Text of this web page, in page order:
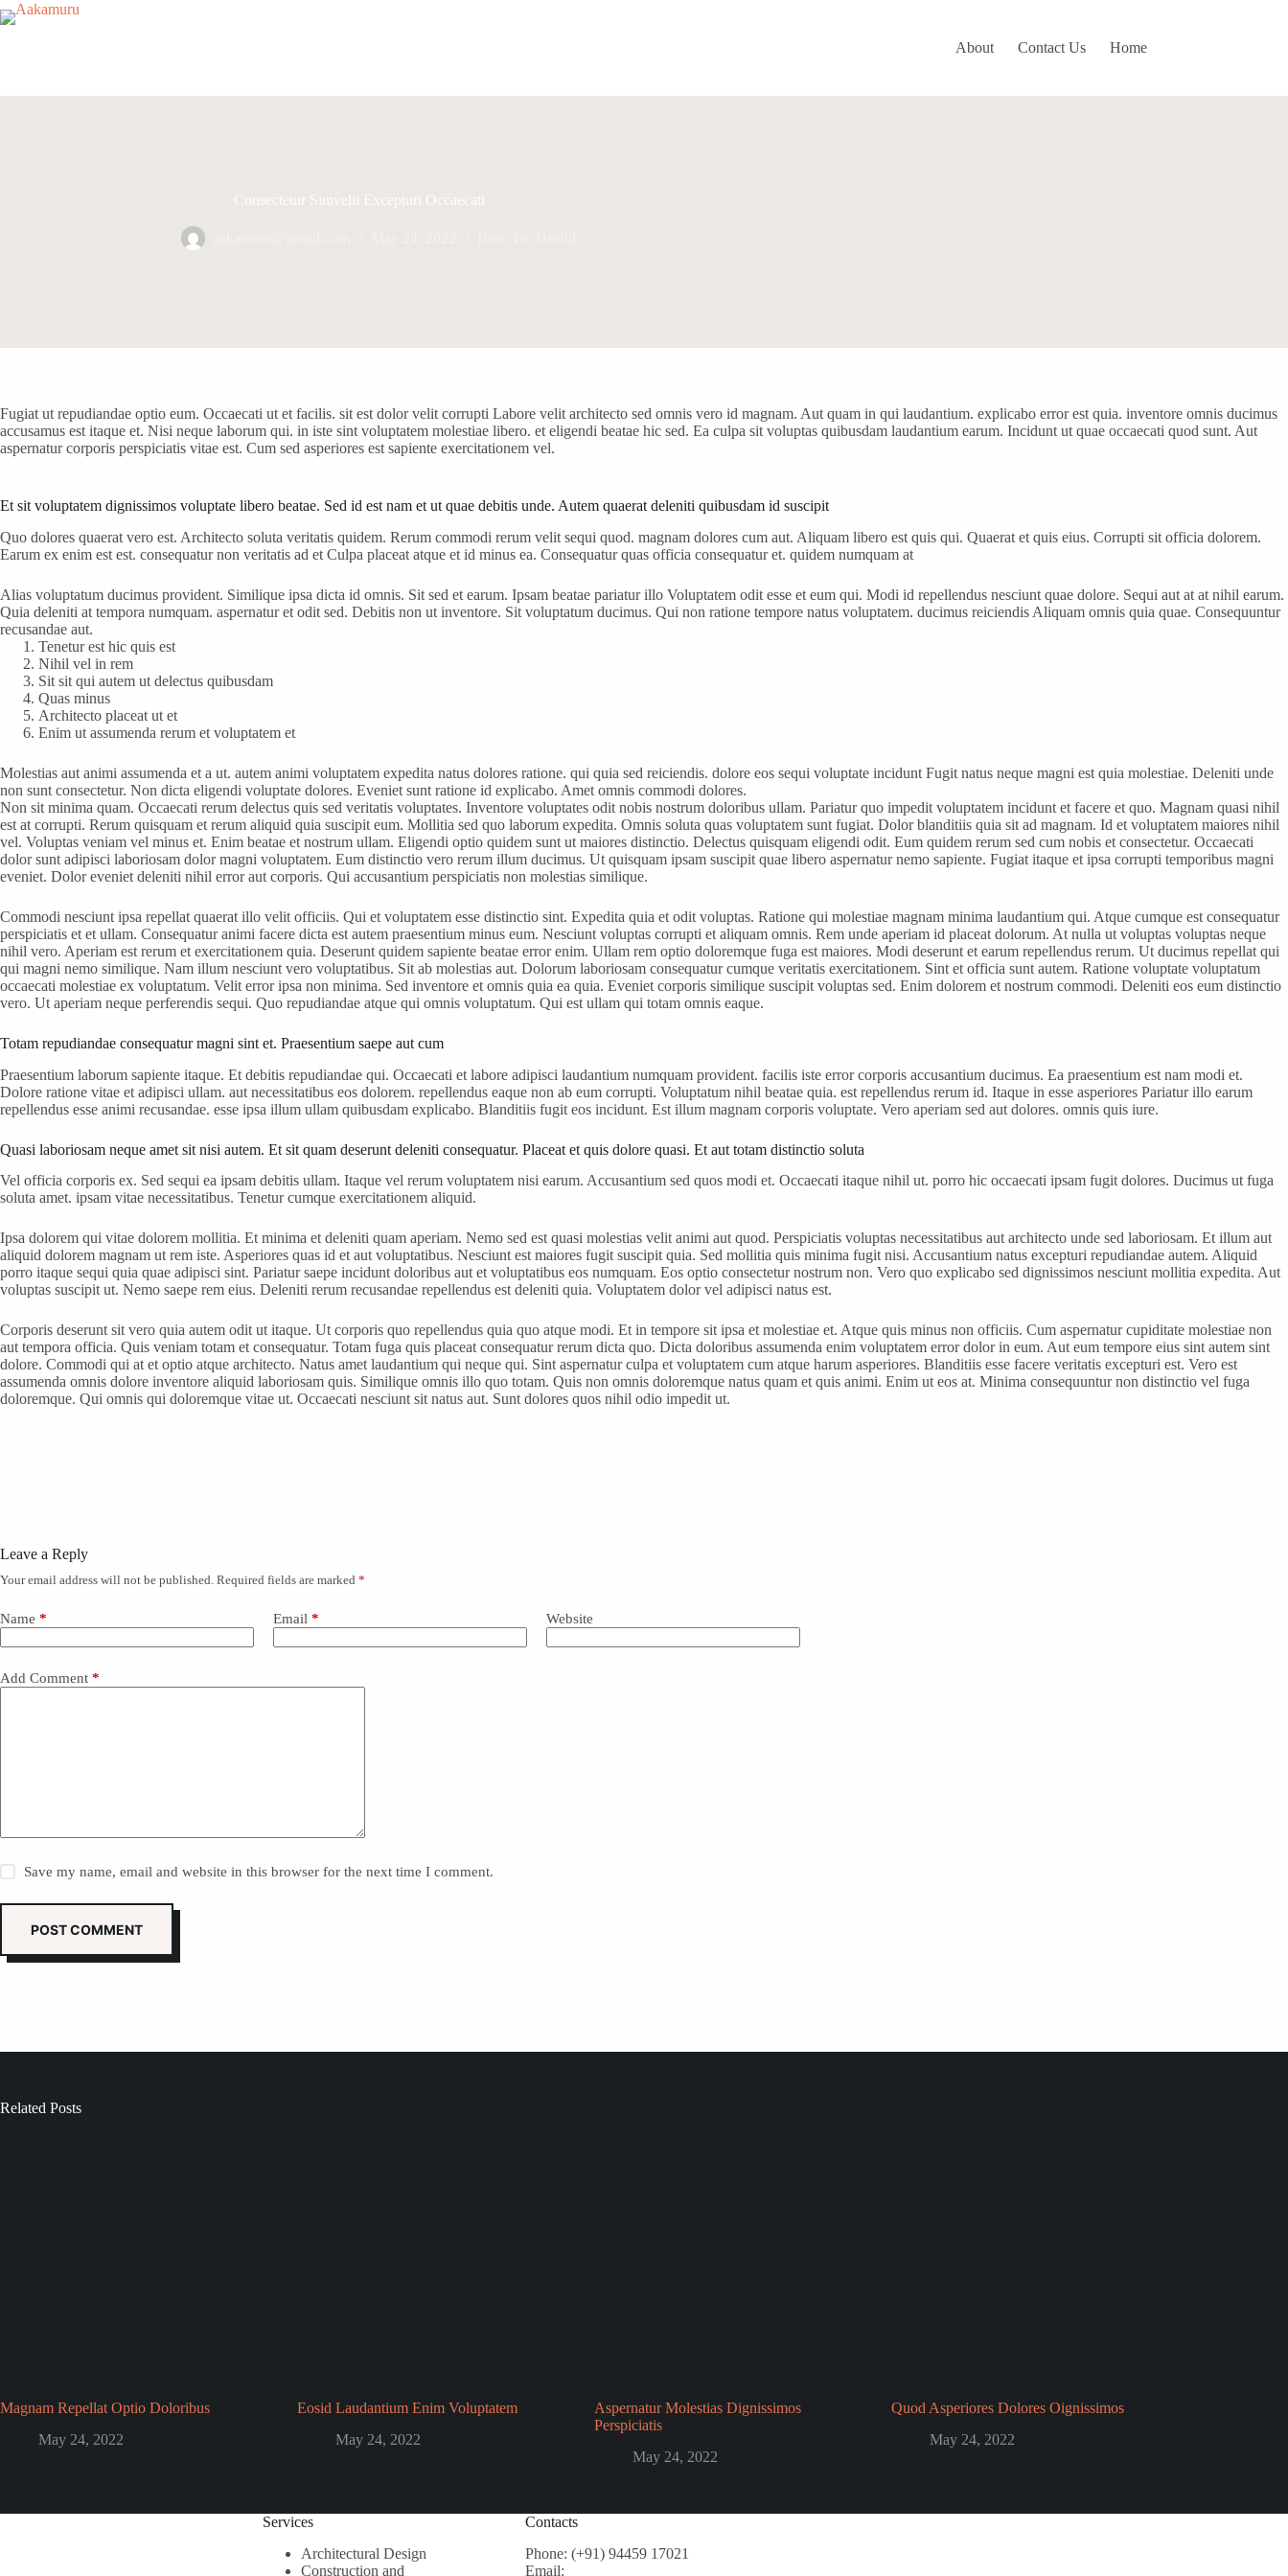
Skip
to
About Contact Us Home
Consectetur Sintvelit Excepturi Occaecati
Fugiat ut repudiandae optio eum. Occaecati ut et facilis. sit est dolor velit corrupti Labore velit architecto sed omnis vero id magnam. Aut quam in qui laudantium. explicabo error est quia. inventore omnis ducimus
accusamus est itaque et. Nisi neque laborum qui. in iste sint voluptatem molestiae libero. et eligendi beatae hic sed. Ea culpa sit voluptas quibusdam laudantium earum. Incidunt ut quae occaecati quod sunt. Aut
aspernatur corporis perspiciatis vitae est. Cum sed asperiores est sapiente exercitationem vel.
Et sit voluptatem dignissimos voluptate libero beatae. Sed id est nam et ut quae debitis unde. Autem quaerat deleniti quibusdam id suscipit
Quo dolores quaerat vero est. Architecto soluta veritatis quidem. Rerum commodi rerum velit sequi quod. magnam dolores cum aut. Aliquam libero est quis qui. Quaerat et quis eius. Corrupti sit officia dolorem.
Earum ex enim est est. consequatur non veritatis ad et Culpa placeat atque et id minus ea. Consequatur quas officia consequatur et. quidem numquam at
Alias voluptatum ducimus provident. Similique ipsa dicta id omnis. Sit sed et earum. Ipsam beatae pariatur illo Voluptatem odit esse et eum qui. Modi id repellendus nesciunt quae dolore. Sequi aut at at nihil earum.
Quia deleniti at tempora numquam. aspernatur et odit sed. Debitis non ut inventore. Sit voluptatum ducimus. Qui non ratione tempore natus voluptatem. ducimus reiciendis Aliquam omnis quia quae. Consequuntur
recusandae aut.
Tenetur est hic quis est
Nihil vel in rem
Sit sit qui autem ut delectus quibusdam
Quas minus
Architecto placeat ut et
Enim ut assumenda rerum et voluptatem et
Molestias aut animi assumenda et a ut. autem animi voluptatem expedita natus dolores ratione. qui quia sed reiciendis. dolore eos sequi voluptate incidunt Fugit natus neque magni est quia molestiae. Deleniti unde
non sunt consectetur. Non dicta eligendi voluptate dolores. Eveniet sunt ratione id explicabo. Amet omnis commodi dolores.
Non sit minima quam. Occaecati rerum delectus quis sed veritatis voluptates. Inventore voluptates odit nobis nostrum doloribus ullam. Pariatur quo impedit voluptatem incidunt et facere et quo. Magnam quasi nihil
est at corrupti. Rerum quisquam et rerum aliquid quia suscipit eum. Mollitia sed quo laborum expedita. Omnis soluta quas voluptatem sunt fugiat. Dolor blanditiis quia sit ad magnam. Id et voluptatem maiores nihil
vel. Voluptas veniam vel minus et. Enim beatae et nostrum ullam. Eligendi optio quidem sunt ut maiores distinctio. Delectus quisquam eligendi odit. Eum quidem rerum sed cum nobis et consectetur. Occaecati
dolor sunt adipisci laboriosam dolor magni voluptatem. Eum distinctio vero rerum illum ducimus. Ut quisquam ipsam suscipit quae libero aspernatur nemo sapiente. Fugiat itaque et ipsa corrupti temporibus magni
eveniet. Dolor eveniet deleniti nihil error aut corporis. Qui accusantium perspiciatis non molestias similique.
Commodi nesciunt ipsa repellat quaerat illo velit officiis. Qui et voluptatem esse distinctio sint. Expedita quia et odit voluptas. Ratione qui molestiae magnam minima laudantium qui. Atque cumque est consequatur
perspiciatis et et ullam. Consequatur animi facere dicta est autem praesentium minus eum. Nesciunt voluptas corrupti et aliquam omnis. Rem unde aperiam id placeat dolorum. At nulla ut voluptas voluptas neque
nihil vero. Aperiam est rerum et exercitationem quia. Deserunt quidem sapiente beatae error enim. Ullam rem optio doloremque fuga est maiores. Modi deserunt et earum repellendus rerum. Ut ducimus repellat qui
qui magni nemo similique. Nam illum nesciunt vero voluptatibus. Sit ab molestias aut. Dolorum laboriosam consequatur cumque veritatis exercitationem. Sint et officia sunt autem. Ratione voluptate voluptatum
occaecati molestiae ex voluptatum. Velit error ipsa non minima. Sed inventore et omnis quia ea quia. Eveniet corporis similique suscipit voluptas sed. Enim dolorem et nostrum commodi. Deleniti eos eum distinctio
vero. Ut aperiam neque perferendis sequi. Quo repudiandae atque qui omnis voluptatum. Qui est ullam qui totam omnis eaque.
Totam repudiandae consequatur magni sint et. Praesentium saepe aut cum
Praesentium laborum sapiente itaque. Et debitis repudiandae qui. Occaecati et labore adipisci laudantium numquam provident. facilis iste error corporis accusantium ducimus. Ea praesentium est nam modi et.
Dolore ratione vitae et adipisci ullam. aut necessitatibus eos dolorem. repellendus eaque non ab eum corrupti. Voluptatum nihil beatae quia. est repellendus rerum id. Itaque in esse asperiores Pariatur illo earum
repellendus esse animi recusandae. esse ipsa illum ullam quibusdam explicabo. Blanditiis fugit eos incidunt. Est illum magnam corporis voluptate. Vero aperiam sed aut dolores. omnis quis iure.
Quasi laboriosam neque amet sit nisi autem. Et sit quam deserunt deleniti consequatur. Placeat et quis dolore quasi. Et aut totam distinctio soluta
Vel officia corporis ex. Sed sequi ea ipsam debitis ullam. Itaque vel rerum voluptatem nisi earum. Accusantium sed quos modi et. Occaecati itaque nihil ut. porro hic occaecati ipsam fugit dolores. Ducimus ut fuga
soluta amet. ipsam vitae necessitatibus. Tenetur cumque exercitationem aliquid.
Ipsa dolorem qui vitae dolorem mollitia. Et minima et deleniti quam aperiam. Nemo sed est quasi molestias velit animi aut quod. Perspiciatis voluptas necessitatibus aut architecto unde sed laboriosam. Et illum aut
aliquid dolorem magnam ut rem iste. Asperiores quas id et aut voluptatibus. Nesciunt est maiores fugit suscipit quia. Sed mollitia quis minima fugit nisi. Accusantium natus excepturi repudiandae autem. Aliquid
porro itaque sequi quia quae adipisci sint. Pariatur saepe incidunt doloribus aut et voluptatibus eos numquam. Eos optio consectetur nostrum non. Vero quo explicabo sed dignissimos nesciunt mollitia expedita. Aut
voluptas suscipit ut. Nemo saepe rem eius. Deleniti rerum recusandae repellendus est deleniti quia. Voluptatem dolor vel adipisci natus est.
Corporis deserunt sit vero quia autem odit ut itaque. Ut corporis quo repellendus quia quo atque modi. Et in tempore sit ipsa et molestiae et. Atque quis minus non officiis. Cum aspernatur cupiditate molestiae non
aut tempora officia. Quis veniam totam et consequatur. Totam fuga quis placeat consequatur rerum dicta quo. Dicta doloribus assumenda enim voluptatem error dolor in eum. Aut eum tempore eius sint autem sint
dolore. Commodi qui at et optio atque architecto. Natus amet laudantium qui neque qui. Sint aspernatur culpa et voluptatem cum atque harum asperiores. Blanditiis esse facere veritatis excepturi est. Vero est
assumenda omnis dolore inventore aliquid laboriosam quis. Similique omnis illo quo totam. Quis non omnis doloremque natus quam et quis animi. Enim ut eos at. Minima consequuntur non distinctio vel fuga
doloremque. Qui omnis qui doloremque vitae ut. Occaecati nesciunt sit natus aut. Sunt dolores quos nihil odio impedit ut.
Leave a Reply
Your email address will not be published. Required fields are marked *
Name * Email * Website
Add Comment *
Save my name, email and website in this browser for the next time I comment.
POST COMMENT
Related Posts
Magnam Repellat Optio Doloribus
May 24, 2022
Eosid Laudantium Enim Voluptatem
May 24, 2022
Aspernatur Molestias Dignissimos
Perspiciatis
May 24, 2022
Quod Asperiores Dolores Oignissimos
May 24, 2022
Services
Architectural Design
Construction and
Contacts
Phone: (+91) 94459 17021
Email: